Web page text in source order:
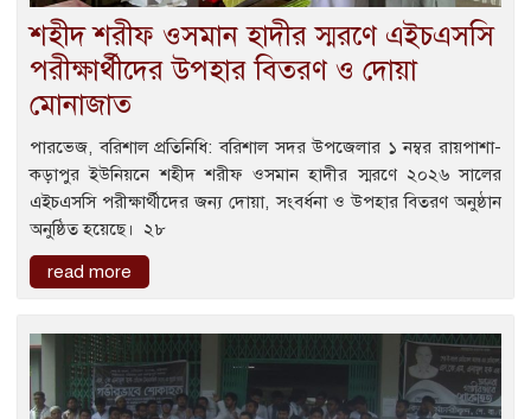
‎শহীদ শরীফ ওসমান হাদীর স্মরণে এইচএসসি
পরীক্ষার্থীদের উপহার বিতরণ ও দোয়া
মোনাজাত
‎পারভেজ, বরিশাল প্রতিনিধি: ‎বরিশাল সদর উপজেলার ১ নম্বর রায়পাশা-
কড়াপুর ইউনিয়নে শহীদ শরীফ ওসমান হাদীর স্মরণে ২০২৬ সালের
এইচএসসি পরীক্ষার্থীদের জন্য দোয়া, সংবর্ধনা ও উপহার বিতরণ অনুষ্ঠান
অনুষ্ঠিত হয়েছে। ‎ ‎২৮
read more